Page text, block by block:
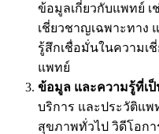
ข้อมูลเกี่ยวกับแพทย์
เชี่ยวชาญเฉพาะทาง
รู้สึกเชื่อมั่นในความเ
แพทย์
ข้อมูล และความรู้ที่เ
บริการ และประวัติแ
สุขภาพทั่วไป วิดีโอก